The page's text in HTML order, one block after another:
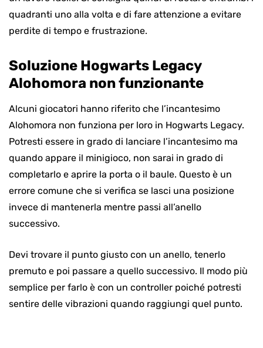
quadranti uno alla volta e di fare attenzione a evitare
perdite di tempo e frustrazione.
Soluzione Hogwarts Legacy
Alohomora non funzionante
Alcuni giocatori hanno riferito che l’incantesimo
Alohomora non funziona per loro in Hogwarts Legacy.
Potresti essere in grado di lanciare l’incantesimo ma
quando appare il minigioco, non sarai in grado di
completarlo e aprire la porta o il baule. Questo è un
errore comune che si verifica se lasci una posizione
invece di mantenerla mentre passi all’anello
successivo.
Devi trovare il punto giusto con un anello, tenerlo
premuto e poi passare a quello successivo. Il modo più
semplice per farlo è con un controller poiché potresti
sentire delle vibrazioni quando raggiungi quel punto.